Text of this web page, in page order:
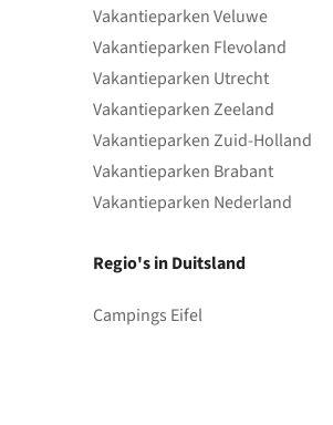
Vakantieparken Veluwe
Vakantieparken Flevoland
Vakantieparken Utrecht
Vakantieparken Zeeland
Vakantieparken Zuid-Holland
Vakantieparken Brabant
Vakantieparken Nederland
Regio's in Duitsland
Campings Eifel